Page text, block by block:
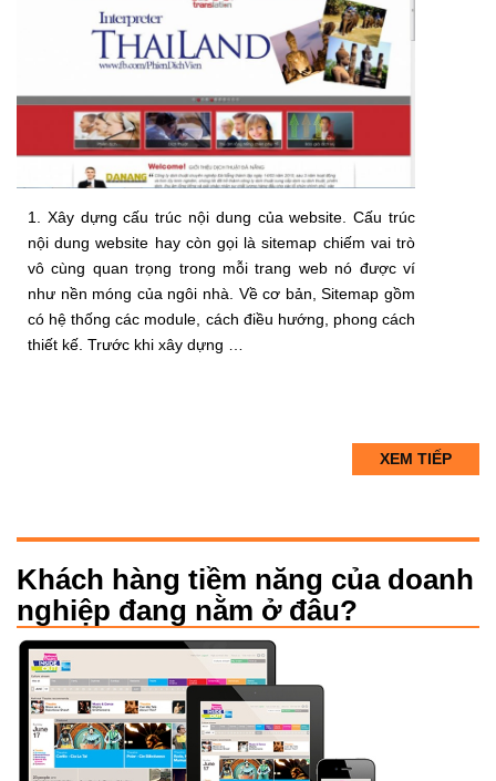
1. Xây dựng cấu trúc nội dung của website. Cấu trúc
nội dung website hay còn gọi là sitemap chiếm vai trò
vô cùng quan trọng trong mỗi trang web nó được ví
như nền móng của ngôi nhà. Về cơ bản, Sitemap gồm
có hệ thống các module, cách điều hướng, phong cách
thiết kế. Trước khi xây dựng …
XEM TIẾP
Khách hàng tiềm năng của doanh
nghiệp đang nằm ở đâu?